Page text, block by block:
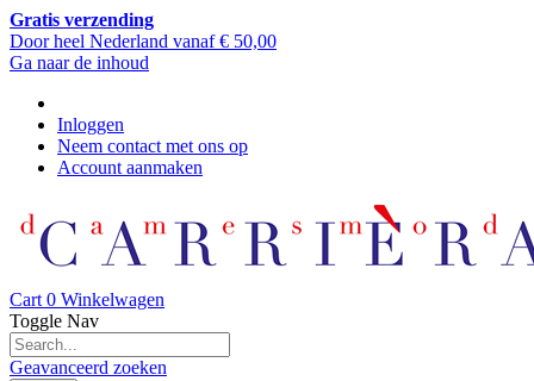
Gratis verzending
Door heel Nederland vanaf € 50,00
Ga naar de inhoud
Inloggen
Neem contact met ons op
Account aanmaken
Cart 0 Winkelwagen
Toggle Nav
Geavanceerd zoeken